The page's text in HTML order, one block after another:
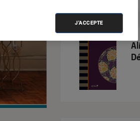
J'ACCEPTE